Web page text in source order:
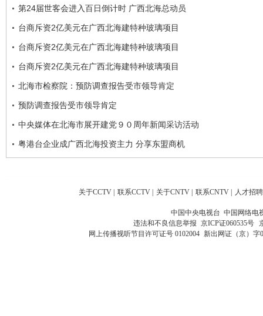
第24届世客会进入百日倒计时 广西北海总动员
台商斥资2亿美元在广西北海建特种玻璃项目
台商斥资2亿美元在广西北海建特种玻璃项目
台商斥资2亿美元在广西北海建特种玻璃项目
北海市检察院：预防调查报告受市领导肯定
预防调查报告受市领导肯定
中央媒体在北海市展开建党９０周年新闻采访活动
粤港台企业成广西北海投资主力 分享东盟商机
关于CCTV | 联系CCTV | 关于CNTV | 联系CNTV | 人才招聘
中国中央电视台 中国网络电
违法和不良信息举报 京ICP证060535号
网上传播视听节目许可证号 0102004 新出网证（京）